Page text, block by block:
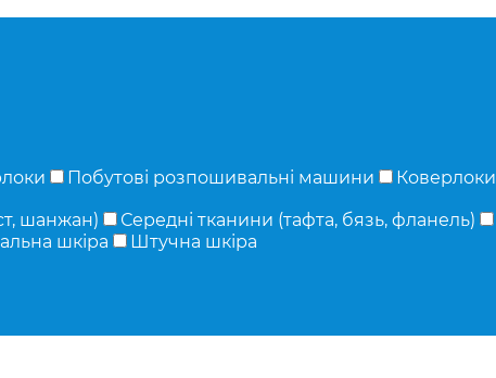
Побутові розпошивальні машини
Коверлоки
шанжан) Середні тканини (тафта, бязь, фланель)
шкіра
Штучна шкіра